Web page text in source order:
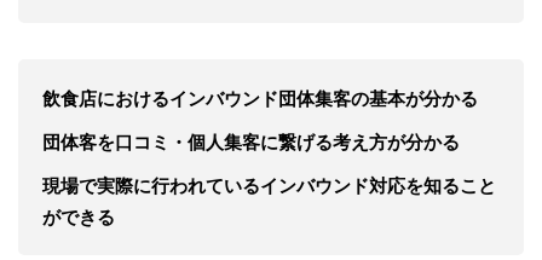
飲食店におけるインバウンド団体集客の基本が分かる
団体客を口コミ・個人集客に繋げる考え方が分かる
現場で実際に行われているインバウンド対応を知ること
ができる